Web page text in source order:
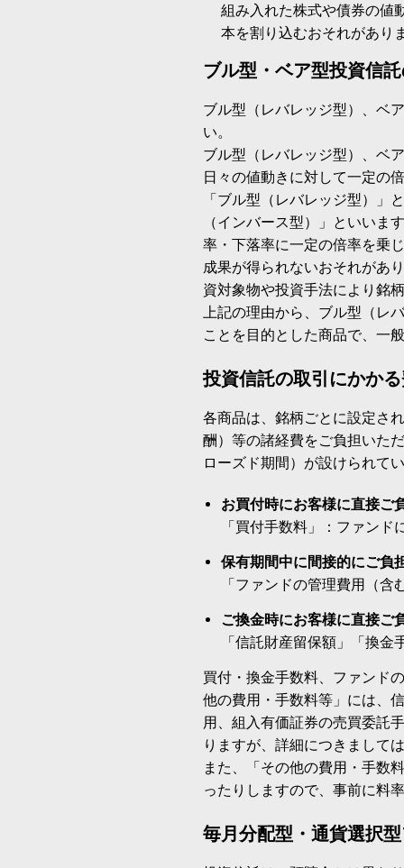
組み入れた株式や債券の値
本を割り込むおそれがあり
ブル型・ベア型投資信
ブル型（レバレッジ型）、ベ
い。
ブル型（レバレッジ型）、ベ
日々の値動きに対して一定の
「ブル型（レバレッジ型）」
（インバース型）」といいま
率・下落率に一定の倍率を乗
成果が得られないおそれがあ
資対象物や投資手法により銘
上記の理由から、ブル型（レ
ことを目的とした商品で、一
投資信託の取引にかか
各商品は、銘柄ごとに設定さ
酬）等の諸経費をご負担いた
ローズド期間）が設けられて
お買付時にお客様に直接ご
「買付手数料」：ファンド
保有期間中に間接的にご負
「ファンドの管理費用（
ご換金時にお客様に直接ご
「信託財産留保額」「換
買付・換金手数料、ファンド
他の費用・手数料等」には、
用、組入有価証券の売買委託
りますが、詳細につきまして
また、「その他の費用・手数
ったりしますので、事前に料
毎月分配型・通貨選択